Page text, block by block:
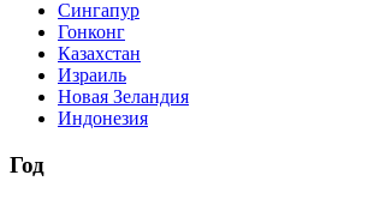
Сингапур
Гонконг
Казахстан
Израиль
Новая Зеландия
Индонезия
Год